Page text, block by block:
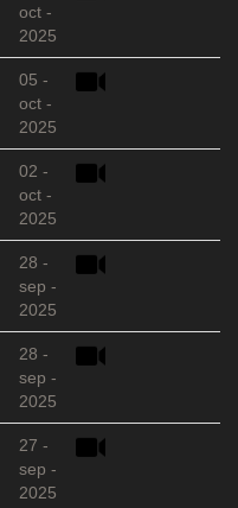
oct -
2025
05 -
oct -
2025
02 -
oct -
2025
28 -
sep -
2025
28 -
sep -
2025
27 -
sep -
2025